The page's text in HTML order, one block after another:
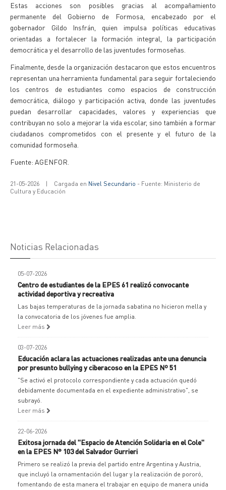
Estas acciones son posibles gracias al acompañamiento
permanente del Gobierno de Formosa, encabezado por el
gobernador Gildo Insfrán, quien impulsa políticas educativas
orientadas a fortalecer la formación integral, la participación
democrática y el desarrollo de las juventudes formoseñas.
Finalmente, desde la organización destacaron que estos encuentros
representan una herramienta fundamental para seguir fortaleciendo
los centros de estudiantes como espacios de construcción
democrática, diálogo y participación activa, donde las juventudes
puedan desarrollar capacidades, valores y experiencias que
contribuyan no solo a mejorar la vida escolar, sino también a formar
ciudadanos comprometidos con el presente y el futuro de la
comunidad formoseña.
Fuente: AGENFOR.
21-05-2026 | Cargada en Nivel Secundario - Fuente: Ministerio de
Cultura y Educación
Noticias Relacionadas
05-07-2026
Centro de estudiantes de la EPES 61 realizó convocante
actividad deportiva y recreativa
Las bajas temperaturas de la jornada sabatina no hicieron mella y
la convocatoria de los jóvenes fue amplia.
Leer más
03-07-2026
Educación aclara las actuaciones realizadas ante una denuncia
por presunto bullying y ciberacoso en la EPES Nº 51
"Se activó el protocolo correspondiente y cada actuación quedó
debidamente documentada en el expediente administrativo", se
subrayó.
Leer más
22-06-2026
Exitosa jornada del "Espacio de Atención Solidaria en el Cole"
en la EPES N° 103 del Salvador Gurrieri
Primero se realizó la previa del partido entre Argentina y Austria,
que incluyó la ornamentación del lugar y la realización de pororó,
fomentando de esta manera el trabajar en equipo de manera unida